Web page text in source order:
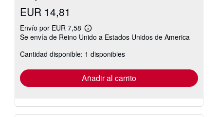
EUR 14,81
Envío por EUR 7,58
Más
información
las
tarifas
envío
Se envía de Reino Unido a Estados Unidos de America
Cantidad disponible: 1 disponibles
Añadir al carrito